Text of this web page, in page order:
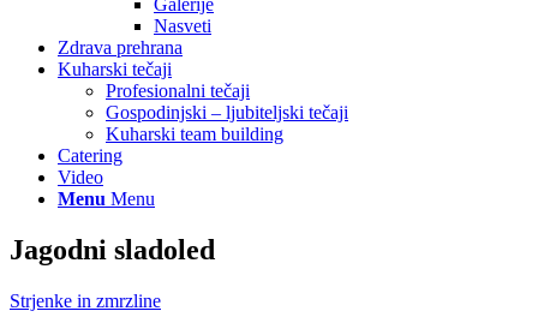
Galerije
Nasveti
Zdrava prehrana
Kuharski tečaji
Profesionalni tečaji
Gospodinjski – ljubiteljski tečaji
Kuharski team building
Catering
Video
Menu Menu
Jagodni sladoled
Strjenke in zmrzline